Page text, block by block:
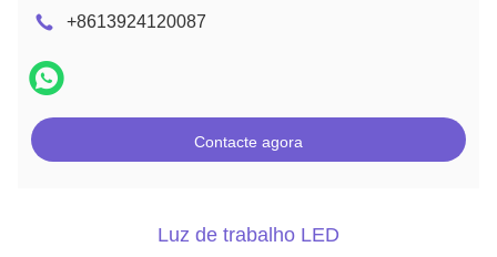
+8613924120087
Contacte agora
Luz de trabalho LED